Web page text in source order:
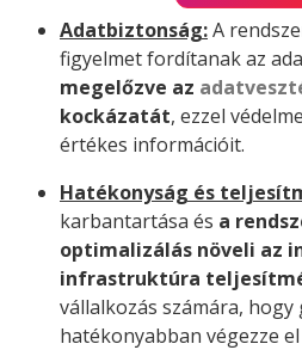
Adatbiztonság:A
figyelmet fordítanak az
megelőzve az
kockázatát, ezzel
értékes információit.
Hatékonyság és
karbantartása és a
optimalizálás növeli az
infrastruktúra
vállalkozás számára, hogy
hatékonyabban végezze